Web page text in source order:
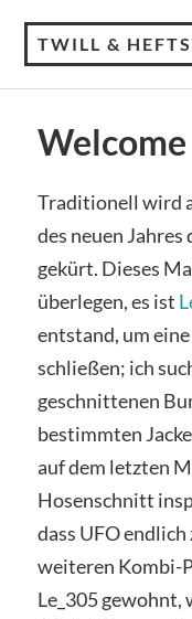
TWILL &
Traditionell wird
des neuen Jahres
gekürt. Dieses
überlegen, es ist
entstand, um
schließen; ich
geschnittenen
bestimmten
auf dem letzten
Hosenschnitt
dass UFO endlich
weiteren Kombi-
Le_305 gewohnt,